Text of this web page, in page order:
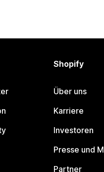
Shopify
Über uns
Karriere
Investoren
Presse und
Partner